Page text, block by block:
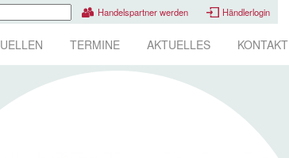
Handelspartner werden Händlerlogin
TERMINE AKTUELLES KONTAKT